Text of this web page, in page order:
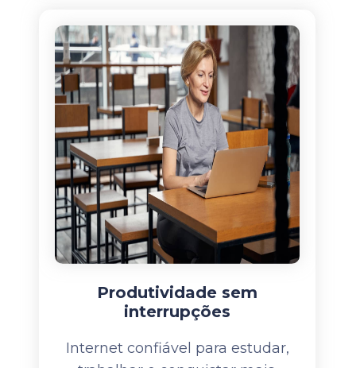
Produtividade sem
interrupções
Internet confiável para estudar,